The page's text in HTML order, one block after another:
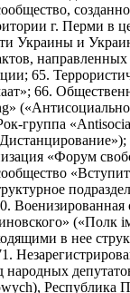
г. Перми в
Украины и
65.
66.
группа
«Форум
Военизированная
(«Полк
в нее
народных
Республика